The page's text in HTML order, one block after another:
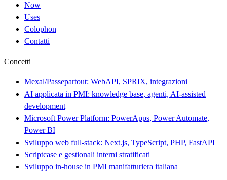
Now
Uses
Colophon
Contatti
Concetti
Mexal/Passepartout: WebAPI, SPRIX, integrazioni
AI applicata in PMI: knowledge base, agenti, AI-assisted
development
Microsoft Power Platform: PowerApps, Power Automate,
Power BI
Sviluppo web full-stack: Next.js, TypeScript, PHP, FastAPI
Scriptcase e gestionali interni stratificati
Sviluppo in-house in PMI manifatturiera italiana